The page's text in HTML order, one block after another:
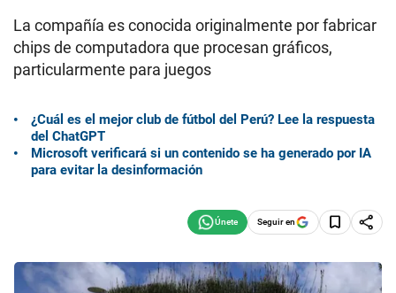
La compañía es conocida originalmente por fabricar
chips de computadora que procesan gráficos,
particularmente para juegos
¿Cuál es el mejor club de fútbol del Perú? Lee la respuesta
del ChatGPT
Microsoft verificará si un contenido se ha generado por IA
para evitar la desinformación
Seguir en